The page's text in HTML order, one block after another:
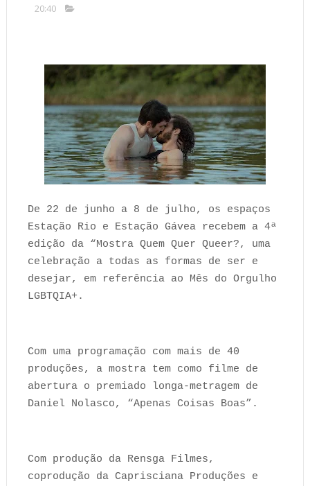
20:40
De 22 de junho a 8 de julho, os espaços
Estação Rio e Estação Gávea recebem a 4ª
edição da “Mostra Quem Quer Queer?, uma
celebração a todas as formas de ser e
desejar, em referência ao Mês do Orgulho
LGBTQIA+.
Com uma programação com mais de 40
produções, a mostra tem como filme de
abertura o premiado longa-metragem de
Daniel Nolasco, “Apenas Coisas Boas”.
Com produção da Rensga Filmes,
coprodução da Caprisciana Produções e